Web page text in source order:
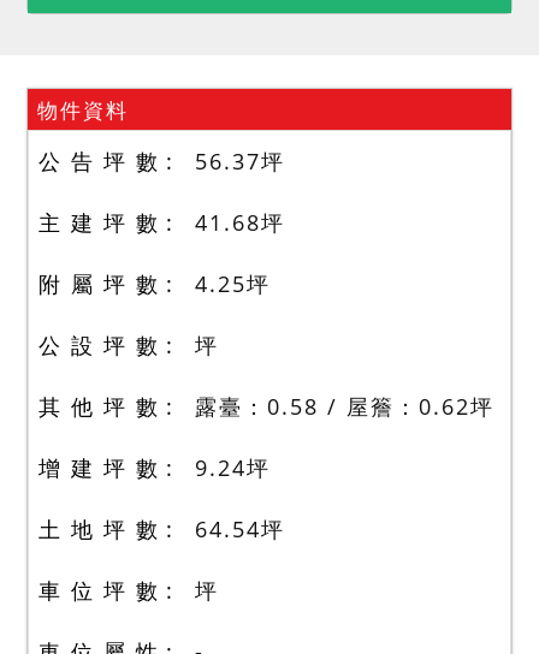
物件資料
公 告 坪 數 56.37坪
主 建 坪 數 41.68坪
附 屬 坪 數 4.25坪
公 設 坪 數 坪
其 他 坪 數 露臺：0.58 / 屋簷：0.62坪
增 建 坪 數 9.24坪
土 地 坪 數 64.54坪
車 位 坪 數 坪